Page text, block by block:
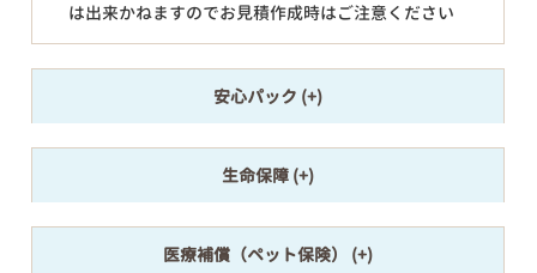
は出来かねますのでお見積作成時はご注意ください
安心パック
生命保障
医療補償（ペット保険）